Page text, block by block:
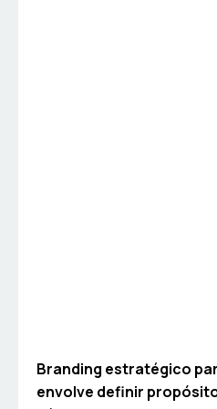
Branding estratégico
envolve definir